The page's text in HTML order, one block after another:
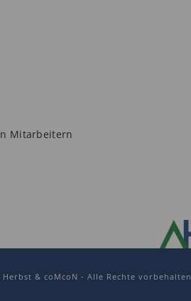
Mitarbeitern
& coMcoN - Alle Rechte vorbehalten